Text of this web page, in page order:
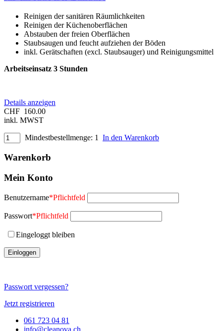
Reinigen der sanitären Räumlichkeiten
Reinigen der Küchenoberflächen
Abstauben der freien Oberflächen
Staubsaugen und feucht aufziehen der Böden
inkl. Gerätschaften (excl. Staubsauger) und Reinigungsmittel
Arbeitseinsatz 3 Stunden
Details anzeigen
CHF 160.00
inkl. MWST
Mindestbestellmenge: 1 In den Warenkorb
Warenkorb
Mein Konto
Benutzername*Pflichtfeld
Passwort*Pflichtfeld
Eingeloggt bleiben
Passwort vergessen?
Jetzt registrieren
061 723 04 81
info@cleanova.ch